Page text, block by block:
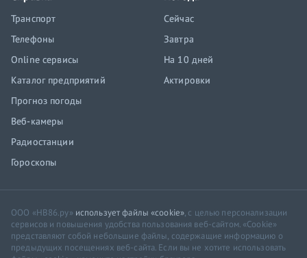
Транспорт
Телефоны
Online сервисы
Каталог предприятий
Прогноз погоды
Веб-камеры
Радиостанции
Гороскопы
Сейчас
Завтра
На 10 дней
Актировки
ООО «НВ86.ру» использует файлы «cookie», с целью персонализации
сервисов и повышения удобства пользования веб-сайтом. «Cookie»
представляют собой небольшие файлы, содержащие информацию о
предыдущих посещениях веб-сайта. Если вы не хотите использовать